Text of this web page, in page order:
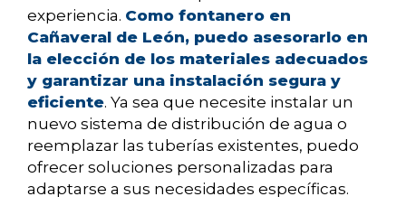
experiencia. Como fontanero en
Cañaveral de León, puedo asesorarlo en
la elección de los materiales adecuados
y garantizar una instalación segura y
eficiente. Ya sea que necesite instalar un
nuevo sistema de distribución de agua o
reemplazar las tuberías existentes, puedo
ofrecer soluciones personalizadas para
adaptarse a sus necesidades específicas.